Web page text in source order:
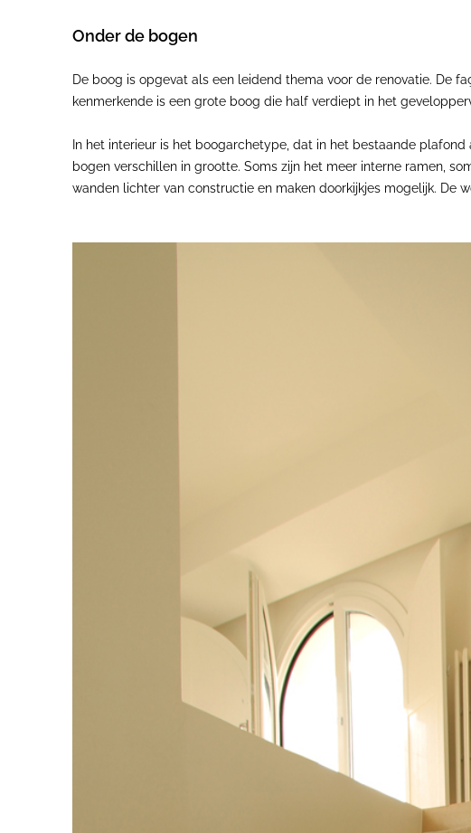
Onder de bogen
De boog is opgevat als een leidend thema voor de renovatie. De
kenmerkende is een grote boog die half verdiept in het
In het interieur is het boogarchetype, dat in het bestaande
bogen verschillen in grootte. Soms zijn het meer interne ramen,
wanden lichter van constructie en maken doorkijkjes mogelijk. De